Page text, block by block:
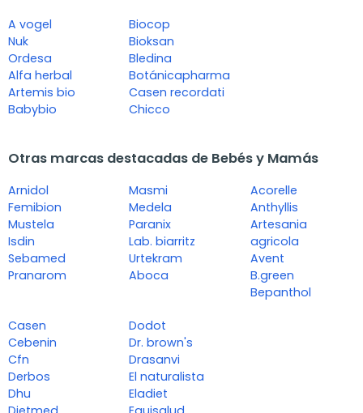
A vogel
Nuk
Ordesa
Alfa herbal
Artemis bio
Babybio
Biocop
Bioksan
Bledina
Botánicapharma
Casen recordati
Chicco
Otras marcas destacadas de Bebés y Mamás
Arnidol
Femibion
Mustela
Isdin
Sebamed
Pranarom
Masmi
Medela
Paranix
Lab. biarritz
Urtekram
Aboca
Acorelle
Anthyllis
Artesania
agricola
Avent
B.green
Bepanthol
Casen
Cebenin
Cfn
Derbos
Dhu
Dodot
Dr. brown's
Drasanvi
El naturalista
Eladiet